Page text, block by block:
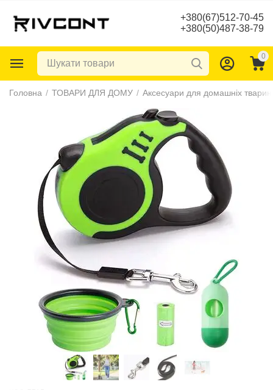
+380(67)512-70-45
+380(50)487-38-79
0
Головна / ТОВАРИ ДЛЯ ДОМУ / Аксесуари для домашніх тварин